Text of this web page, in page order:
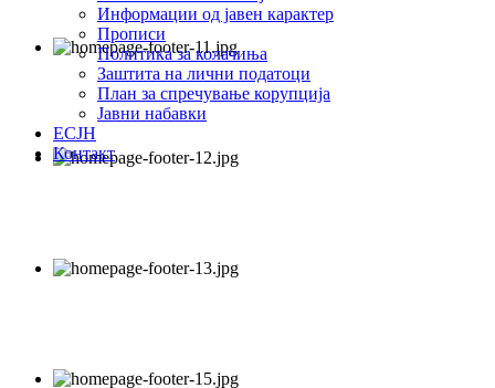
Информации од јавен карактер
Прописи
Политика за колачиња
Заштита на лични податоци
План за спречување корупција
Јавни набавки
ЕСЈН
Контакт